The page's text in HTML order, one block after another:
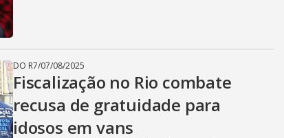
DO R7/07/08/2025
Fiscalização no Rio combate
recusa de gratuidade para
idosos em vans